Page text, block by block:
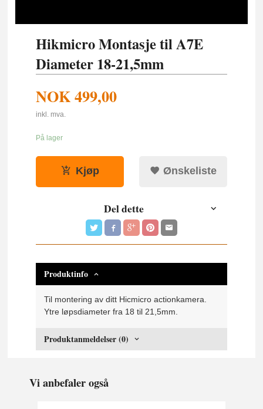
Hikmicro Montasje til A7E
Diameter 18-21,5mm
NOK499,00
inkl. mva.
På lager
Kjøp Ønskeliste
Del dette
Produktinfo
Til montering av ditt Hicmicro actionkamera.
Ytre løpsdiameter fra 18 til 21,5mm.
Produktanmeldelser (0)
Vi anbefaler også